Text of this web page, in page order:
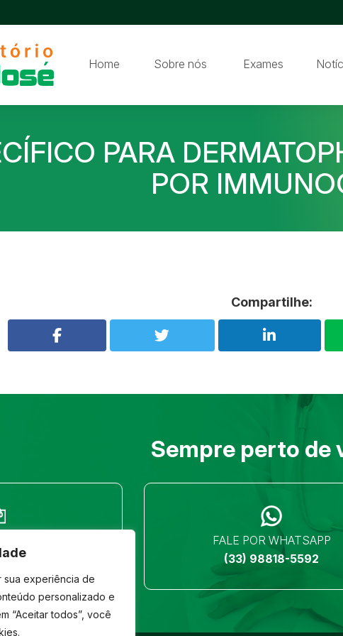
sua experiência de
personalizado e
“Aceitar todos”, você
Home Sobre nós Exames
PARA
POR
Compartilhe:
Sempre perto de
1586
FALE POR WHATSAPP
(33) 98818-5592